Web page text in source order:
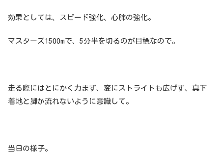
効果としては、スピード強化、心肺の強化。
マスターズ1500mで、5分半を切るのが目標なので。
走る際にはとにかく力まず、変にストライドも広げず、真下
着地と脚が流れないように意識して。
当日の様子。